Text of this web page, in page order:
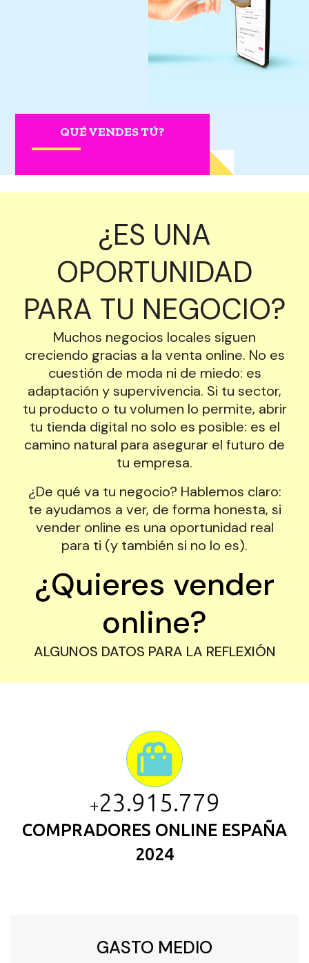
QUÉ VENDES TÚ?
¿ES UNA
OPORTUNIDAD
PARA TU NEGOCIO?
Muchos negocios locales siguen
creciendo gracias a la venta online. No es
cuestión de moda ni de miedo: es
adaptación y supervivencia. Si tu sector,
tu producto o tu volumen lo permite, abrir
tu tienda digital no solo es posible: es el
camino natural para asegurar el futuro de
tu empresa.
¿De qué va tu negocio? Hablemos claro:
te ayudamos a ver, de forma honesta, si
vender online es una oportunidad real
para ti (y también si no lo es).
¿Quieres vender
online?
ALGUNOS DATOS PARA LA REFLEXIÓN
+24.752.747
COMPRADORES ONLINE ESPAÑA
2024
GASTO MEDIO